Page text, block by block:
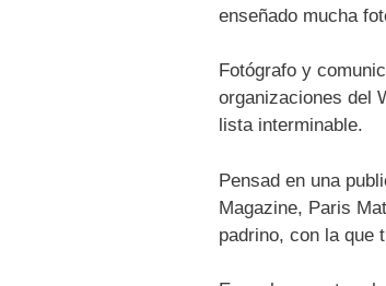
enseñado mucha
Fotógrafo y
organizaciones del
lista interminable.
Pensad en una
Magazine, Paris
padrino, con la que